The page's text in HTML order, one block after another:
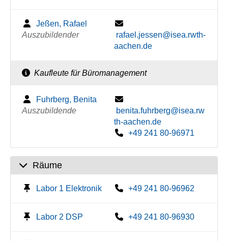
Jeßen, Rafael
Auszubildender
rafael.jessen@isea.rwth-
aachen.de
Kaufleute für Büromanagement
Fuhrberg, Benita
Auszubildende
benita.fuhrberg@isea.rw
th-aachen.de
+49 241 80-96971
Räume
Labor 1 Elektronik +49 241 80-96962
Labor 2 DSP +49 241 80-96930